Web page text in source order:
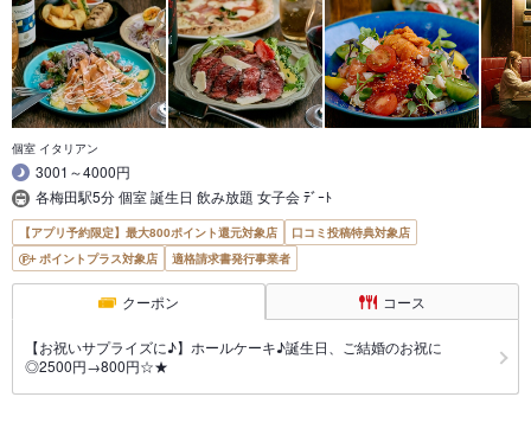
個室 イタリアン
3001～4000円
各梅田駅5分 個室 誕生日 飲み放題 女子会 ﾃﾞｰﾄ
【アプリ予約限定】最大800ポイント還元対象店
口コミ投稿特典対象店
ポイントプラス対象店
適格請求書発行事業者
クーポン コース
【お祝いサプライズに♪】ホールケーキ♪誕生日、ご結婚のお祝に
◎2500円→800円☆★